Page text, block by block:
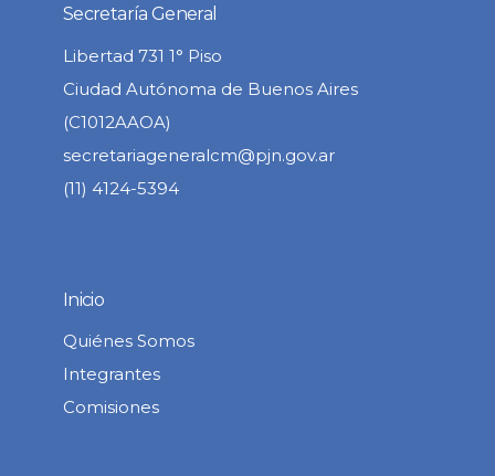
Secretaría General
Libertad 731 1° Piso
Ciudad Autónoma de Buenos Aires
(C1012AAOA)
secretariageneralcm@pjn.gov.ar
(11) 4124-5394
Inicio
Quiénes Somos
Integrantes
Comisiones